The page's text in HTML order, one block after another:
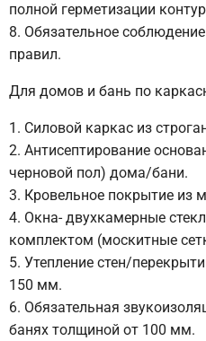
полной герметизации
Обязательное
правил.
Для домов и бань по
Силовой каркас из
Антисептирование
черновой пол) дома/бани.
Кровельное покрытие из
Окна- двухкамерные
комплектом (москитные
Утепление стен/
150 мм.
Обязательная
банях толщиной от 100 мм.